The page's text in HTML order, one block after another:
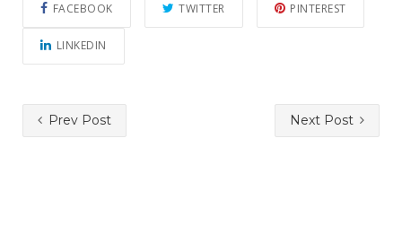
FACEBOOK TWITTER PINTEREST
LINKEDIN
Prev Post Next Post